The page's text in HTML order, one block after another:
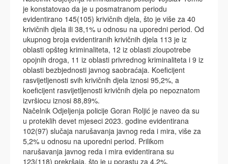
je konstatovao da je u posmatranom periodu
evidentirano 145(105) krivičnih djela, što je više za 40
krivičnih djela ili 38,1% u odnosu na uporedni period. Od
ukupnog broja evidentiranih krivičnih djela 113 je iz
oblasti opšteg kriminaliteta, 12 iz oblasti zloupotrebe
opojnih droga, 11 iz oblasti privrednog kriminaliteta i 9 iz
oblasti bezbjednosti javnog saobraćaja. Koeficijent
rasvijetljenosti svih krivičnih djela iznosi 95,2%, a
koeficijent rasvijetljenosti krivičnih djela po nepoznatom
izvršiocu iznosi 88,89%.
Načelnik Odjeljenja policije Goran Roljić je naveo da su
u proteklih devet mjeseci 2023. godine evidentirana
102(97) slučaja narušavanja javnog reda i mira, više za
5,2% u odnosu na uporedni period. Prilikom
narušavanja javnog reda i mira evidentirana su
123(118) prekršaja, što je u porastu za 4,2%.